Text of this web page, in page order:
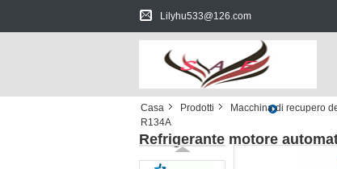
Lilyhu533@126.com
Casa Prodotti Macchina di recupero
R134A
Refrigerante motore